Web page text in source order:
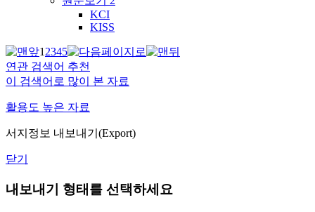
KCI
KISS
12345
연관 검색어 추천
이 검색어로 많이 본 자료
활용도 높은 자료
서지정보 내보내기(Export)
닫기
내보내기 형태를 선택하세요